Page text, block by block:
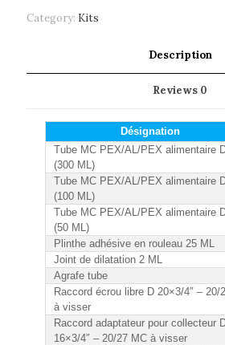
Category: Kits
Description
Reviews 0
Désignation
Tube MC PEX/AL/PEX alimentaire
(300 ML)
Tube MC PEX/AL/PEX alimentaire
(100 ML)
Tube MC PEX/AL/PEX alimentaire
(50 ML)
Plinthe adhésive en rouleau 25 ML
Joint de dilatation 2 ML
Agrafe tube
Raccord écrou libre D 20×3/4″ – 20/
à visser
Raccord adaptateur pour collecteur
16×3/4″ – 20/27 MC à visser